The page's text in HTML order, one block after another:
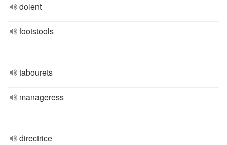
dolent
footstools
tabourets
manageress
directrice